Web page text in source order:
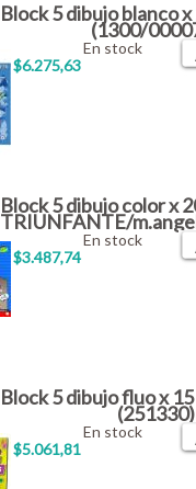
Block 5 dibujo blanco
(1300/
$6.275,63
En stock
Block 5 dibujo color x
TRIUNFANTE/
$3.487,74
En stock
Block 5 dibujo fluo x
(251330)
$5.061,81
En stock